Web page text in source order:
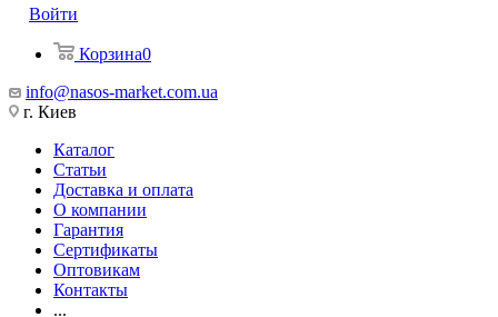
Войти
Корзина0
info@nasos-market.com.ua
г. Киев
Каталог
Статьи
Доставка и оплата
О компании
Гарантия
Сертификаты
Оптовикам
Контакты
...